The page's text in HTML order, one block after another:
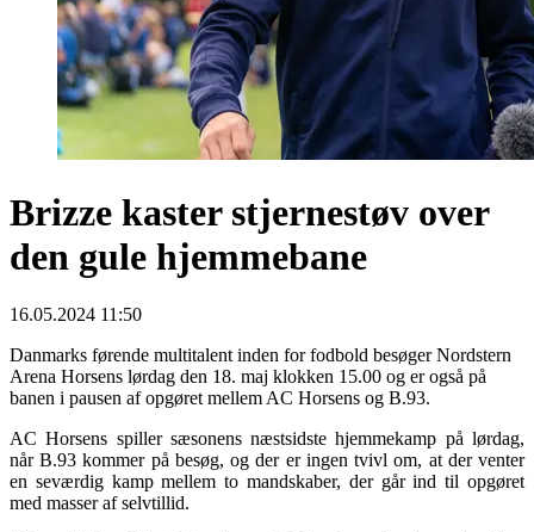
Brizze kaster stjernestøv over
den gule hjemmebane
16.05.2024 11:50
Danmarks førende multitalent inden for fodbold besøger Nordstern
Arena Horsens lørdag den 18. maj klokken 15.00 og er også på
banen i pausen af opgøret mellem AC Horsens og B.93.
AC Horsens spiller sæsonens næstsidste hjemmekamp på lørdag,
når B.93 kommer på besøg, og der er ingen tvivl om, at der venter
en seværdig kamp mellem to mandskaber, der går ind til opgøret
med masser af selvtillid.